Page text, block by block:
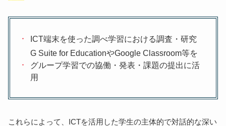
ICT端末を使った調べ学習における調査・研究
G Suite for EducationやGoogle Classroom等を
グループ学習での協働・発表・課題の提出に活
用
これらによって、ICTを活用した学生の主体的で対話的な深い